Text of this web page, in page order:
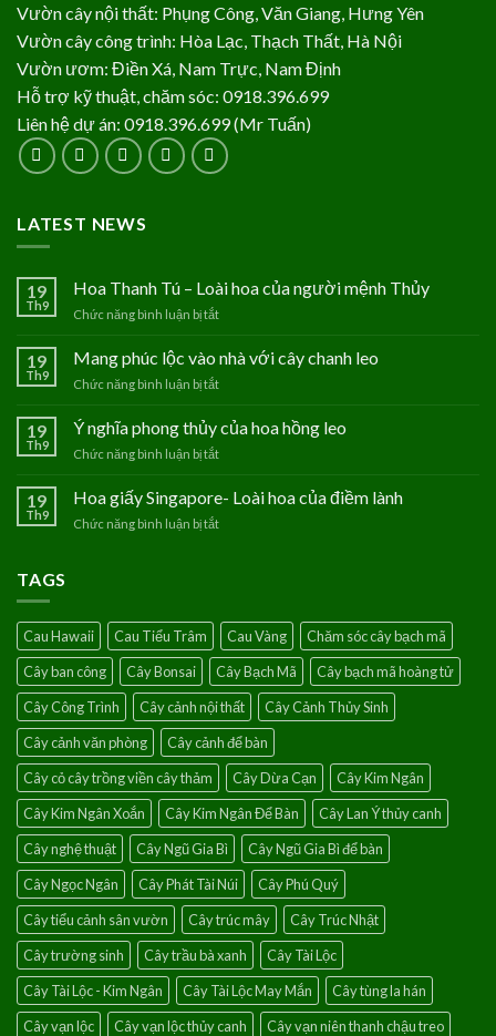
Vườn cây nội thất: Phụng Công, Văn Giang, Hưng Yên
Vườn cây công trình: Hòa Lạc, Thạch Thất, Hà Nội
Vườn ươm: Điền Xá, Nam Trực, Nam Định
Hỗ trợ kỹ thuật, chăm sóc: 0918.396.699
Liên hệ dự án: 0918.396.699 (Mr Tuấn)
LATEST NEWS
19
Th9
Hoa Thanh Tú – Loài hoa của người mệnh Thủy
Chức năng bình luận bị tắt
Thanh
hoa
Thủy
19
Th9
Mang phúc lộc vào nhà với cây chanh leo
Chức năng bình luận bị tắt
phúc
với
19
Th9
Ý nghĩa phong thủy của hoa hồng leo
Chức năng bình luận bị tắt
nghĩa
19
Th9
Hoa giấy Singapore- Loài hoa của điềm lành
Chức năng bình luận bị tắt
của
điềm
lành
TAGS
Cau Hawaii Cau Tiểu Trâm Cau Vàng
Chăm sóc cây bạch mã
Cây ban công
Cây Bonsai Cây Bạch Mã
Cây bạch mã hoàng tử
Cây Công Trình
Cây cảnh nội thất
Cây Cảnh Thủy Sinh
Cây cảnh văn phòng
Cây cảnh để bàn
Cây cỏ cây trồng viền cây thảm
Cây Dừa Cạn
Cây Kim Ngân
Cây Kim Ngân Xoắn
Cây Kim Ngân Để Bàn
Cây Lan Ý thủy canh
Cây nghệ thuật
Cây Ngũ Gia Bì
Cây Ngũ Gia Bì để bàn
Cây Ngọc Ngân
Cây Phát Tài Núi
Cây Phú Quý
Cây tiểu cảnh sân vườn
Cây trúc mây
Cây Trúc Nhật
Cây trường sinh
Cây trầu bà xanh
Cây Tài Lộc
Cây Tài Lộc - Kim Ngân
Cây Tài Lộc May Mắn
Cây tùng la hán
Cây vạn lộc
Cây vạn lộc thủy canh Cây vạn niên thanh chậu treo